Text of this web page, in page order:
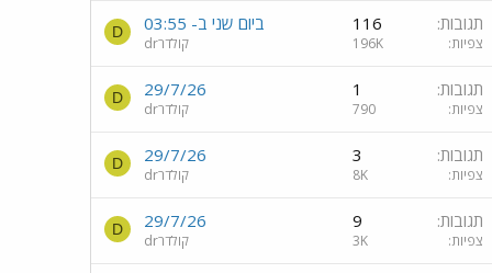
תגובות 116
צפיות 196K
ביום שני ב- 03:55
drקולדר
D
תגובות 1
צפיות 790
29/7/26
drקולדר
D
תגובות 3
צפיות 8K
29/7/26
drקולדר
D
תגובות 9
צפיות 3K
29/7/26
drקולדר
D